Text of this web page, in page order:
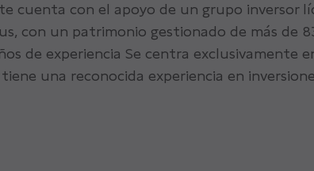
cuenta con el apoyo de un grupo inversor
con un patrimonio gestionado de más de
de experiencia Se centra exclusivamente
una reconocida experiencia en